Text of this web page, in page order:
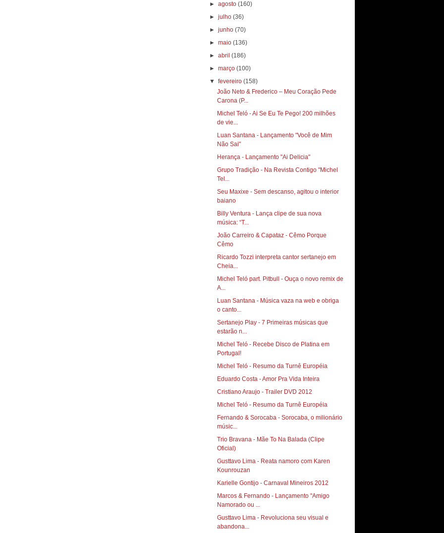
►agosto(160)
►julho(36)
►junho(70)
►maio(136)
►abril(186)
►março(100)
▼fevereiro(158)
João Neto & Frederico – Meu Coração Pede
Carona (P...
Michel Teló - Ai Se Eu Te Pego! 200 milhões
de vie...
Luan Santana - Lançamento "Você de Mim
Não Sai"
Herança - Lançamento "Ai Delicia"
Grupo Tradição - Na Revista Contigo ''Michel
Tel...
Seu Maxixe - Sem descanso, agitou o interior
baiano‏
Billy Ventura - Lança clipe de sua nova
música: “T...
João Carreiro & Capataz - Cêmo Porque
Cêmo
Ricardo Tozzi interpreta cantor sertanejo em
Cheia...
Michel Teló part. Pitbull - Ouça o novo remix de
A...
Luan Santana - Música vaza na web e obriga
o canto...
Sertanejo Play - 7 Primeiras músicas que
estarão n...
Michel Teló - Recebe Disco de Platina em
Portugal!
Michel Teló - Resumo da Turnê Européia
Eduardo Costa - Amor Pra Vida Inteira
Cristiano Araujo - Trailer DVD 2012
Michel Teló - Resumo da Turnê Européia
Fernando & Sorocaba - Sorocaba, o milionário
músic...
Trio Bravana - Mãe To Na Balada (Clipe
Oficial)
Gusttavo Lima - Reata namoro com Karen
Kounrouzan
Karielle Gontijo - Carnaval Mineiros 2012
Marcos & Fernando - Lançamento "Amigo
Namorado ou ...
Gusttavo Lima - Revoluciona seu visual e
abandona...